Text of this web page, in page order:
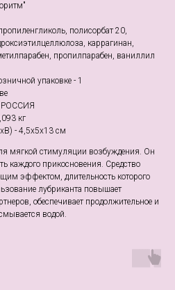
полисорбат 20,
каррагинан,
пропилпарабен, ваниллил
упаковке - 1
РОССИЯ
кг
- 4,5x5x13 см
мягкой стимуляции возбуждения. Он
каждого прикосновения. Средство
эффектом, длительность которого
лубриканта повышает
обеспечивает продолжительное и
водой.